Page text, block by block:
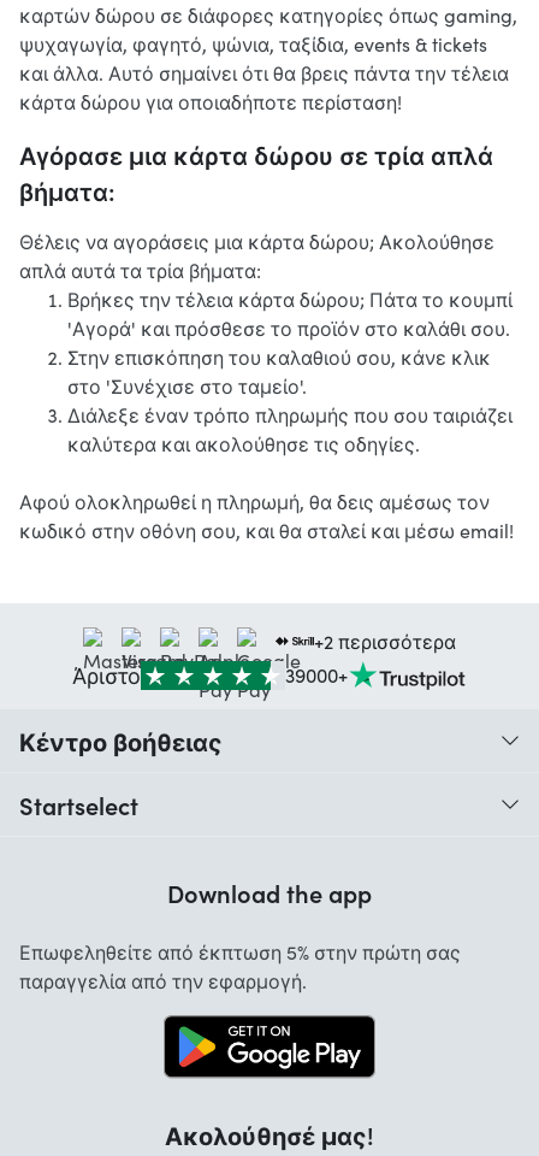
καρτών δώρου σε διάφορες κατηγορίες όπως gaming,
ψυχαγωγία, φαγητό, ψώνια, ταξίδια, events & tickets
και άλλα. Αυτό σημαίνει ότι θα βρεις πάντα την τέλεια
κάρτα δώρου για οποιαδήποτε περίσταση!
Αγόρασε μια κάρτα δώρου σε τρία απλά
βήματα:
Θέλεις να αγοράσεις μια κάρτα δώρου; Ακολούθησε
απλά αυτά τα τρία βήματα:
Βρήκες την τέλεια κάρτα δώρου; Πάτα το κουμπί
'Αγορά' και πρόσθεσε το προϊόν στο καλάθι σου.
Στην επισκόπηση του καλαθιού σου, κάνε κλικ
στο 'Συνέχισε στο ταμείο'.
Διάλεξε έναν τρόπο πληρωμής που σου ταιριάζει
καλύτερα και ακολούθησε τις οδηγίες.
Αφού ολοκληρωθεί η πληρωμή, θα δεις αμέσως τον
κωδικό στην οθόνη σου, και θα σταλεί και μέσω email!
+2 περισσότερα
Άριστο 39000+
Κέντρο βοήθειας
Επικοινωνία
Startselect
Εφαρμογή Startselect
Σχετικά με εμάς
Download the app
Επωφεληθείτε από έκπτωση 5% στην πρώτη σας
παραγγελία από την εφαρμογή.
Ακολούθησέ μας!